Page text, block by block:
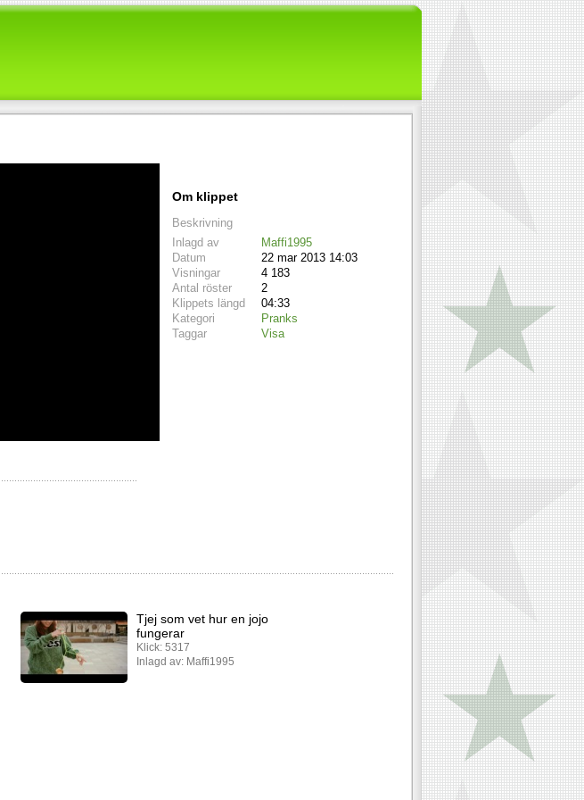
Om klippet
Beskrivning
Inlagd av
Maffi1995
Datum
22 mar 2013 14:03
Visningar
4 183
Antal röster
2
Klippets längd
04:33
Kategori
Pranks
Taggar
Visa
Tjej som vet hur en jojo
fungerar
Klick: 5317
Inlagd av: Maffi1995